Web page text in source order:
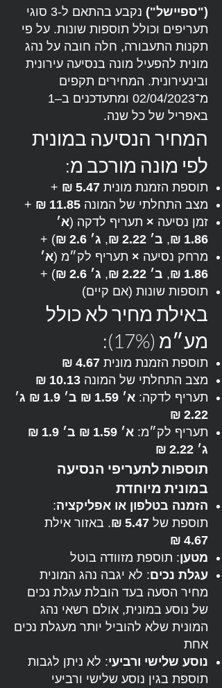
("ספיישל")
נקבע בהתאם ל-3 סוגי
תעריפים וכולל תוספות שונות. על פי
תקנות התעבורה, חלה חובה על נהג
מונית להפעיל מונה בנסיעה עירונית
ובינעירונית. המחירים תקפים
מ־02/04/2023 ומתעדכנים ב–1
באפריל של כל שנה.
המחיר הנסיעה במונית
לפי מונה מורכב מ:
תוספת הזמנת מונית 5.47 ₪
+
מצב התחלתי של המונה 11.85 ₪
+
זמן נסיעה × תעריף לדקה (א׳
1.86 ₪
, ב׳ 2.22 ₪ , ג׳ 2.6 ₪
) +
מרחק נסיעה × תעריף לק״מ (א׳
1.86 ₪
, ב׳ 2.22 ₪ , ג׳ 2.6 ₪
) +
תוספות שונות (אם קיים)
באילת מחיר לא כולל
מע״מ (17%):
תוספת הזמנת מונית 4.67 ₪
מצב התחלתי של המונה 10.13 ₪
תעריף לדקה: א׳ 1.59 ₪ ב׳ 1.9 ₪
ג׳
2.22 ₪
תעריף לק״מ: א׳ 1.59 ₪
ב׳ 1.9 ₪
ג׳ 2.22 ₪
תוספות לתעריפי הנסיעה
במונית מיוחדת
הזמנה בטלפון או אפליקציה:
תוספת של 5.47 ₪
. באזור אילת
4.67 ₪
מטען: תוספת מזוודה בוטל
עגלת נכים: לא יגבה נהג המונית
מחיר הסעה בעד הובלת עגלת נכים
של נוסע במונית, אולם רשאי נהג
המונית שלא להוביל יותר מעגלת נכים
אחת
נוסע שלישי ורביעי: לא ניתן לגבות
תוספת בגין נוסע שלישי ורביעי